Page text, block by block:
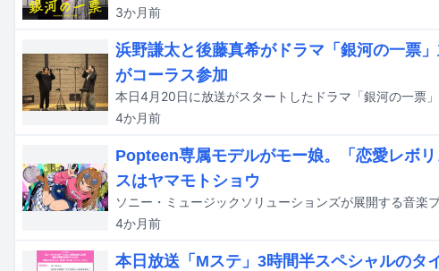
3か月前
浜野謙太と後藤真希がドラマ「銀河の一票
がコーラス参加
4か月前
Popteen専属モデルがモー娘。「恋愛レボ
スはヤマモトショウ
4か月前
本日放送「Mステ」3時間半スペシャルのタ